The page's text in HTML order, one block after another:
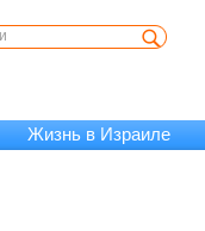
Жизнь в Израиле